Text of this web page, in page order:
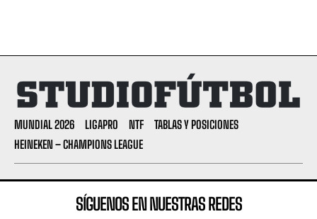
MUNDIAL 2026 LIGAPRO NTF
TABLAS Y POSICIONES
HEINEKEN – CHAMPIONS LEAGUE
SÍGUENOS EN NUESTRAS REDES